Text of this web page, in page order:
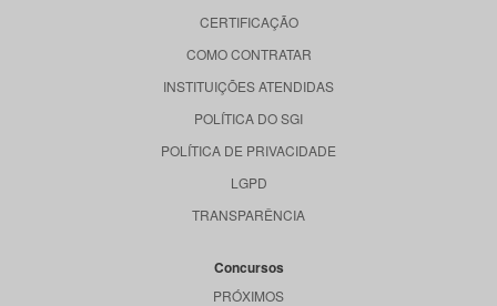
CERTIFICAÇÃO
COMO CONTRATAR
INSTITUIÇÕES ATENDIDAS
POLÍTICA DO SGI
POLÍTICA DE PRIVACIDADE
LGPD
TRANSPARÊNCIA
Concursos
PRÓXIMOS